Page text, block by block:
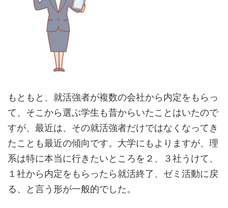
もともと、就活強者が複数の会社から内定をもらっ
て、そこから選ぶ学生も昔からいたことはいたので
すが、最近は、その就活強者だけではなくなってき
たことも最近の傾向です。大学にもよりますが、理
系は特に本当に行きたいところを２、３社うけて、
１社から内定をもらったら就活終了、ゼミ活動に戻
る、と言う形が一般的でした。